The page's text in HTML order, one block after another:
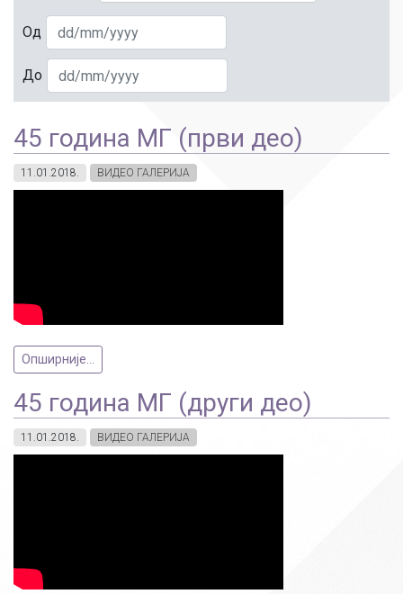
Од
До
45 година МГ (први део)
11.01.2018. ВИДЕО ГАЛЕРИЈА
Опширније...
45 година МГ (други део)
11.01.2018. ВИДЕО ГАЛЕРИЈА